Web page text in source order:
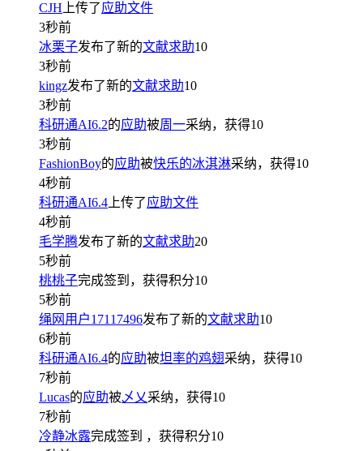
CJH 上传了应助文件
3秒前
冰栗子发布了新的文献求助10
3秒前
kingz发布了新的文献求助10
3秒前
科研通AI6.2的应助被周一采纳，获得10
3秒前
FashionBoy的应助被快乐的冰淇淋采纳，获得10
4秒前
科研通AI6.4 上传了应助文件
4秒前
毛学腾发布了新的文献求助20
5秒前
桃桃子完成签到，获得积分10
5秒前
绳网用户17117496发布了新的文献求助10
6秒前
科研通AI6.4的应助被坦率的鸡翅采纳，获得10
7秒前
Lucas的应助被乄乂采纳，获得10
7秒前
冷静冰露完成签到 ，获得积分10